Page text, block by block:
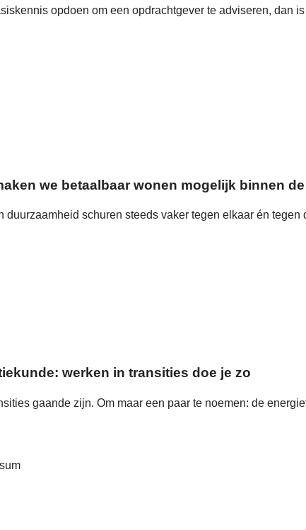
opdoen om een opdrachtgever te adviseren, dan
we betaalbaar wonen mogelijk binnen
schuren steeds vaker tegen elkaar én
werken in transities doe je zo
gaande zijn. Om maar een paar te noemen: de